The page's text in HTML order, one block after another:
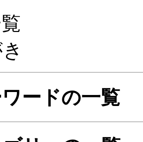
ードの一覧